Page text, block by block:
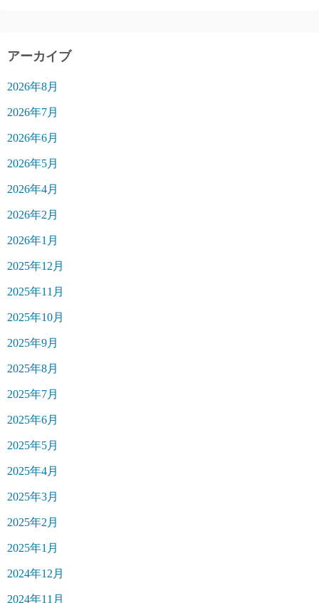
アーカイブ
2026年8月
2026年7月
2026年6月
2026年5月
2026年4月
2026年2月
2026年1月
2025年12月
2025年11月
2025年10月
2025年9月
2025年8月
2025年7月
2025年6月
2025年5月
2025年4月
2025年3月
2025年2月
2025年1月
2024年12月
2024年11月